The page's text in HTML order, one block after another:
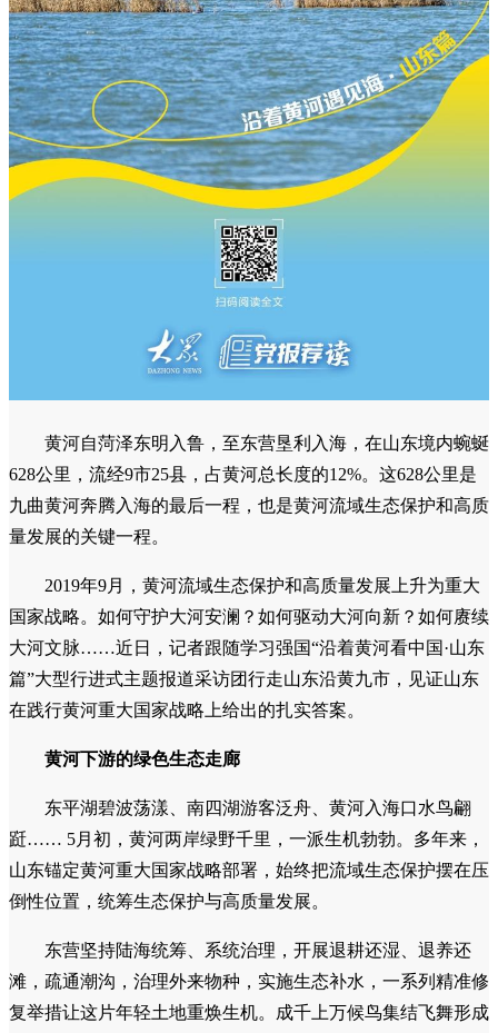
黄河自菏泽东明入鲁，至东营垦利入海，在山东境内蜿蜒
628公里，流经9市25县，占黄河总长度的12%。这628公里是
九曲黄河奔腾入海的最后一程，也是黄河流域生态保护和高质
量发展的关键一程。
2019年9月，黄河流域生态保护和高质量发展上升为重大
国家战略。如何守护大河安澜？如何驱动大河向新？如何赓续
大河文脉……近日，记者跟随学习强国“沿着黄河看中国·山东
篇”大型行进式主题报道采访团行走山东沿黄九市，见证山东
在践行黄河重大国家战略上给出的扎实答案。
黄河下游的绿色生态走廊
东平湖碧波荡漾、南四湖游客泛舟、黄河入海口水鸟翩
跹…… 5月初，黄河两岸绿野千里，一派生机勃勃。多年来，
山东锚定黄河重大国家战略部署，始终把流域生态保护摆在压
倒性位置，统筹生态保护与高质量发展。
东营坚持陆海统筹、系统治理，开展退耕还湿、退养还
滩，疏通潮沟，治理外来物种，实施生态补水，一系列精准修
复举措让这片年轻土地重焕生机。成千上万候鸟集结飞舞形成